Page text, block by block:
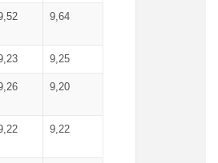
9,64
9,25
9,20
9,22